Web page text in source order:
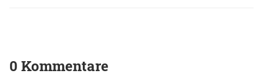
0 Kommentare